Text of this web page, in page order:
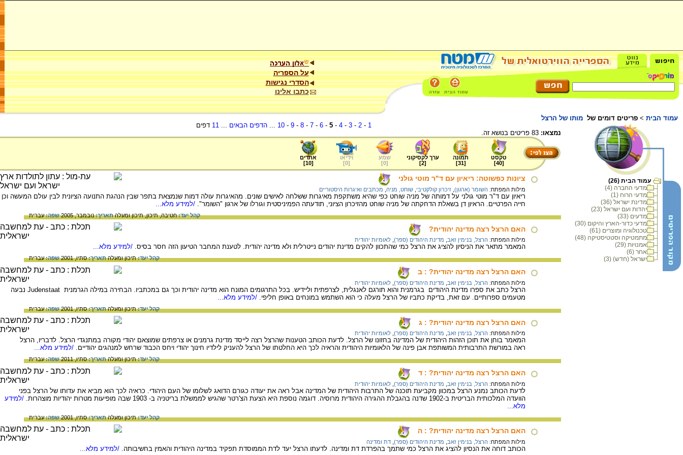
על הספריה
הסדרי נגישות
כתבו אלינו
עמוד הבית > פריטים דומים של מותו של הרצל
עמוד הבית (26)
מדעי החברה (4)
מדעי הרוח (1)
מדינת ישראל (36)
יהדות ועם ישראל (23)
מדעים (33)
מדעי כדור-הארץ והיקום (30)
טכנולוגיה ומוצרים (61)
מתמטיקה וסטטיסטיקה (48)
אמנויות (29)
אחר (6)
ישראל (חדש) (3)
1
-
2
-
3
-
4
-
5
-
6
-
7
-
8
-
9
-
10
...הדפים הבאים ...
11 דפים
נמצאו:
טקסט
[
40
]
תמונה
[
31
]
ערך לקסיקוני
[
2
]
שמע
[
0
]
וידיאו
[
0
]
אתרים
[
10
]
ציונות כפשוטה: ריאיון עם ד"ר מוטי גולני
מילות המפתח: השומר (ארגון) זיכרון קולקטיבי שוחט, מניה מכתבים ואיגרות היסטוריים
ריאיון עם ד"ר מוטי גולני על דמותה של מניה שוחט כפי שהיא משתקפת מאיגרות ששלחה לאישים שונים. מהאיגרות עולה דמות שנמצאת בתפר שבין הנהגת התנועה הציונית לבין עולם המעשה וכן
חייה הפרטיים. הראיון דן בשאלת הדחקתה של מניה שוחט מהזיכרון הציוני, תודעתה הפמיניסטית וגורלו של ארגון "השומר". /למידע מלא...
קהל יעד:חטיבה,תיכון,תיכון ומעלהתאריך:נובמבר, 2005 שפה:עברית
האם הרצל רצה מדינה יהודית?
מילות המפתח: הרצל, בנימין זאב מדינת היהודים (ספר) לאומיות יהודית
המאמר מתאר את הניסיון להציג את הרצל כמי שהתכוון להקים מדינת יהודים נייטרלית ולא מדינה יהודית. לטענת המחבר הטיעון הזה חסר בסיס. /למידע מלא...
קהל יעד:תיכון ומעלהתאריך:סתיו, 2001 שפה:עברית
האם הרצל רצה מדינה יהודית? : ב
מילות המפתח: הרצל, בנימין זאב מדינת היהודים (ספר) לאומיות יהודית
הרצל כתב את ספרו מדינת היהודים בגרמנית והוא תורגם לאנגלית, לצרפתית וליידיש. בכל התרגומים המונח הוא מדינה יהודית וכך גם במכתביו. הבחירה במילה הגרמנית Judenstaat נבעה
מטעמים ספרותיים. עם זאת, בדיקת כתביו של הרצל מעלה כי הוא השתמש במונחים באופן חליפי. /למידע מלא...
קהל יעד:תיכון ומעלהתאריך:סתיו, 2001 שפה:עברית
האם הרצל רצה מדינה יהודית? : ג
מילות המפתח: הרצל, בנימין זאב מדינת היהודים (ספר) לאומיות יהודית
המאמר בוחן את תוכן הזהות היהודית של המדינה בחזונו של הרצל. לדעת הכותב הטענות שהרצל רצה לייסד מדינת גרמנים או צרפתים שמוצאם יהודי מקורה במתנגדי הרצל. לדבריו, הרצל
ראה במורשת התרבותית המשותפת אבן פינה של הלאומיות היהודית והראיה לכך היא החלטתו של הרצל להעניק לילדיו חינוך יהודי ויחס הכבוד שרחש למנהגים יהודיים. /למידע מלא...
קהל יעד:תיכון ומעלהתאריך:סתיו, 2011 שפה:עברית
האם הרצל רצה מדינה יהודית? : ד
מילות המפתח: הרצל, בנימין זאב מדינת היהודים (ספר) לאומיות יהודית
לדעת הכותב נמנע הרצל במכוון מקביעת תוכנה של התרבות היהודית של המדינה אבל ראה את יעודה כגורם הדואג לשלומו של העם היהודי. כראיה לכך הוא מביא את עדותו של הרצל בפני
הוועדה המלכותית הבריטית ב-1902 שדנה בהגבלת ההגירה היהודית מרוסיה. דוגמה נוספת היא הצעת הצ'רטר שהגיש לממשלת בריטניה ב- 1903 שבה מופיעות מטרות יהודיות מוצהרות.
/למידע
מלא...
קהל יעד:תיכון ומעלהתאריך:סתיו, 2001 שפה:עברית
האם הרצל רצה מדינה יהודית? : ה
מילות המפתח: הרצל, בנימין זאב מדינת היהודים (ספר) דת ומדינה
הכותב דוחה את הנסיון להציג את הרצל כמי שתמך בהפרדת דת ומדינה. לדעתו הרצל יעד לדת הממוסדת תפקיד במדינה היהודית והאמין בחשיבותה. /למידע מלא...